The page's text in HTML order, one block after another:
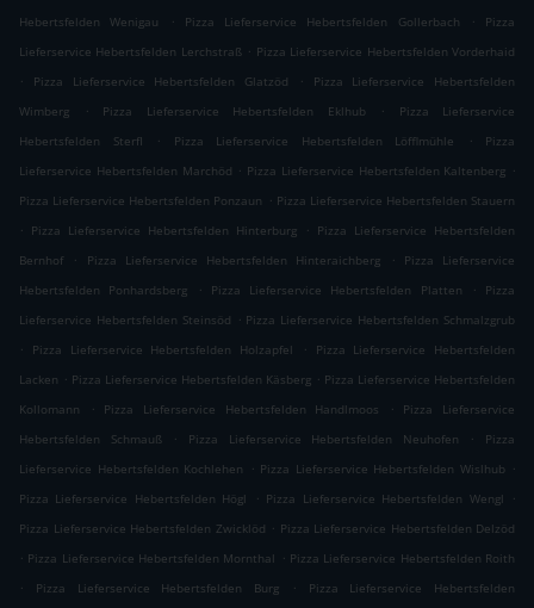
Hebertsfelden Wenigau
. Pizza Lieferservice Hebertsfelden Gollerbach .
Pizza
Lieferservice Hebertsfelden Lerchstraß . Pizza Lieferservice Hebertsfelden Vorderhaid
.
Pizza Lieferservice Hebertsfelden Glatzöd .
Pizza Lieferservice Hebertsfelden
Wimberg
. Pizza Lieferservice Hebertsfelden Eklhub .
Pizza Lieferservice
Hebertsfelden Sterfl
. Pizza Lieferservice Hebertsfelden Löfflmühle .
Pizza
Lieferservice Hebertsfelden Marchöd . Pizza Lieferservice Hebertsfelden Kaltenberg .
Pizza Lieferservice Hebertsfelden Ponzaun . Pizza Lieferservice Hebertsfelden Stauern
. Pizza Lieferservice Hebertsfelden Hinterburg . Pizza Lieferservice Hebertsfelden
Bernhof
. Pizza Lieferservice Hebertsfelden Hinteraichberg .
Pizza Lieferservice
Hebertsfelden Ponhardsberg
. Pizza Lieferservice Hebertsfelden Platten .
Pizza
Lieferservice Hebertsfelden Steinsöd . Pizza Lieferservice Hebertsfelden Schmalzgrub
.
Pizza Lieferservice Hebertsfelden Holzapfel .
Pizza Lieferservice Hebertsfelden
Lacken . Pizza Lieferservice Hebertsfelden Käsberg . Pizza Lieferservice Hebertsfelden
Kollomann
. Pizza Lieferservice Hebertsfelden Handlmoos .
Pizza Lieferservice
Hebertsfelden Schmauß
. Pizza Lieferservice Hebertsfelden Neuhofen .
Pizza
Lieferservice Hebertsfelden Kochlehen
. Pizza Lieferservice Hebertsfelden Wislhub .
Pizza Lieferservice Hebertsfelden Högl
. Pizza Lieferservice Hebertsfelden Wengl
.
Pizza Lieferservice Hebertsfelden Zwicklöd . Pizza Lieferservice Hebertsfelden Delzöd
. Pizza Lieferservice Hebertsfelden Mornthal . Pizza Lieferservice Hebertsfelden Roith
.
Pizza Lieferservice Hebertsfelden Burg .
Pizza Lieferservice Hebertsfelden